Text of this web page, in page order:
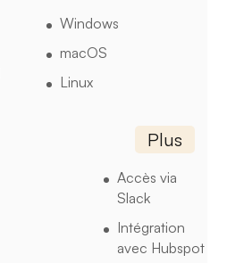
Windows
macOS
Linux
Plus
Accès via
Slack
Intégration
avec Hubspot